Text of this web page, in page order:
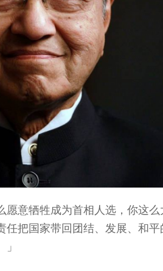
愿意牺牲成为首相人选，你这么
任把国家带回团结、发展、和